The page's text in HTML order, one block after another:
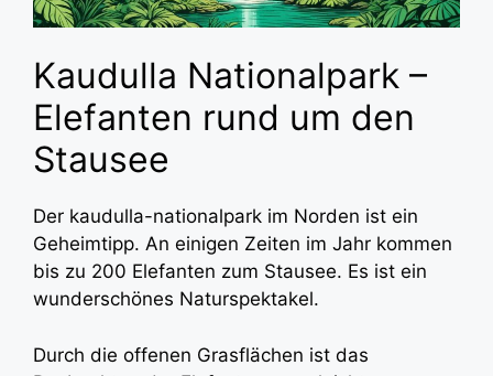
Kaudulla Nationalpark –
Elefanten rund um den
Stausee
Der kaudulla-nationalpark im Norden ist ein
Geheimtipp. An einigen Zeiten im Jahr kommen
bis zu 200 Elefanten zum Stausee. Es ist ein
wunderschönes Naturspektakel.
Durch die offenen Grasflächen ist das